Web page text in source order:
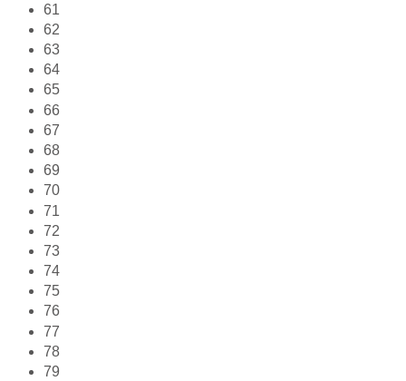
61
62
63
64
65
66
67
68
69
70
71
72
73
74
75
76
77
78
79